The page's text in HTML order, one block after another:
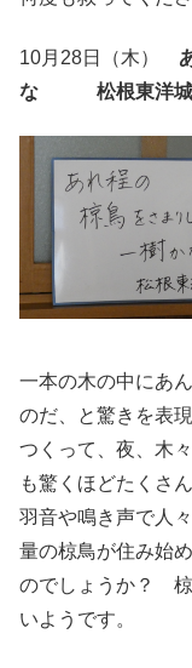
10月28日（木）
な 松根東洋城
一本の木の中にあ
のだ、と驚きを表
つくって、夜、木
も驚くほどたくさ
羽音や鳴き声で人
量の椋鳥が住み始
のでしょうか？ 椋
いようです。